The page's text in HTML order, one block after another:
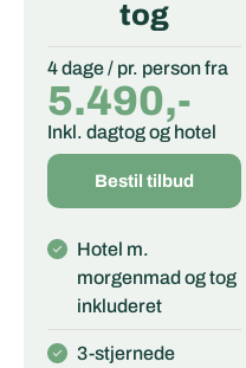
tog
4 dage / pr. person fra
5.490,-
Inkl. dagtog og hotel
Bestil tilbud
Hotel m.
morgenmad og tog
inkluderet
3-stjernede